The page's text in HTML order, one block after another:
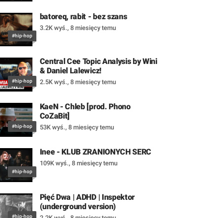
#hip-hop
batoreq, rabit - bez szans
3.2K wyś., 8 miesięcy temu
#hip-hop
Central Cee Topic Analysis by Wini
& Daniel Lalewicz!
2.5K wyś., 8 miesięcy temu
#hip-hop
KaeN - Chleb [prod. Phono
CoZaBit]
53K wyś., 8 miesięcy temu
#hip-hop
Inee - KLUB ZRANIONYCH SERC
109K wyś., 8 miesięcy temu
#hip-hop
Pięć Dwa | ADHD | Inspektor
(underground version)